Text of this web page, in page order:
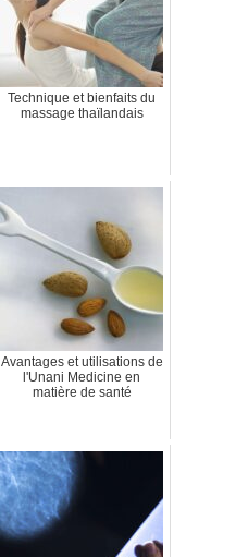
Technique et bienfaits du
massage thaïlandais
Avantages et utilisations de
l'Unani Medicine en
matière de santé